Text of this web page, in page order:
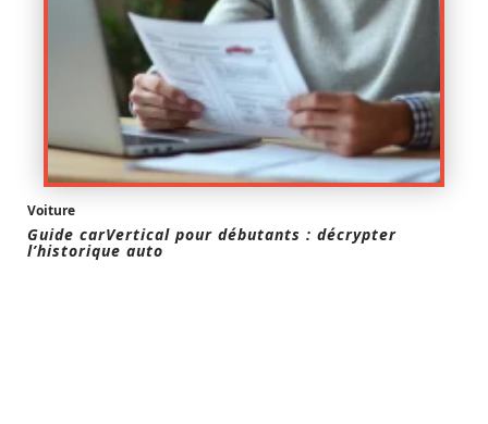
Voiture
Guide carVertical pour débutants : décrypter
l’historique auto